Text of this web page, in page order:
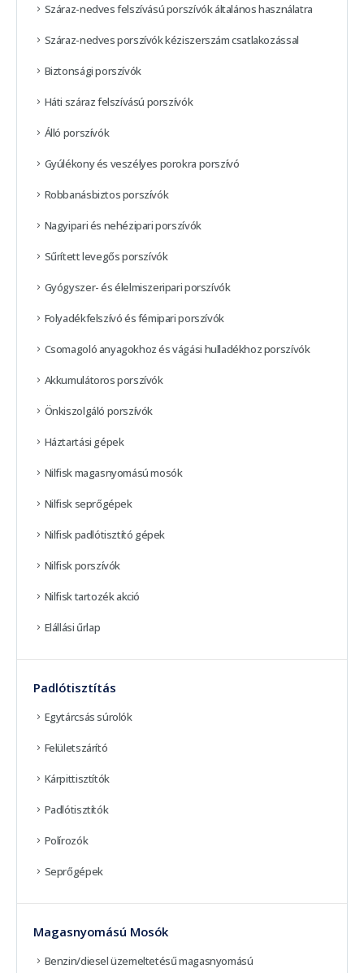
Száraz-nedves felszívású porszívók általános használatra
Száraz-nedves porszívók kéziszerszám csatlakozással
Biztonsági porszívók
Háti száraz felszívású porszívók
Álló porszívók
Gyúlékony és veszélyes porokra porszívó
Robbanásbiztos porszívók
Nagyipari és nehézipari porszívók
Sűrített levegős porszívók
Gyógyszer- és élelmiszeripari porszívók
Folyadékfelszívó és fémipari porszívók
Csomagoló anyagokhoz és vágási hulladékhoz porszívók
Akkumulátoros porszívók
Önkiszolgáló porszívók
Háztartási gépek
Nilfisk magasnyomású mosók
Nilfisk seprőgépek
Nilfisk padlótisztító gépek
Nilfisk porszívók
Nilfisk tartozék akció
Elállási űrlap
Padlótisztítás
Egytárcsás súrolók
Felületszárító
Kárpittisztítók
Padlótisztítók
Polírozók
Seprőgépek
Magasnyomású Mosók
Benzin/diesel üzemeltetésű magasnyomású